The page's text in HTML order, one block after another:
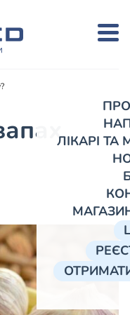
ЛІКАРІ